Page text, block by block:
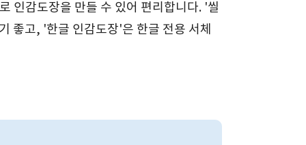
인감도장을 만들 수 있어 편리합니다. '씰
좋고, '한글 인감도장'은 한글 전용 서체